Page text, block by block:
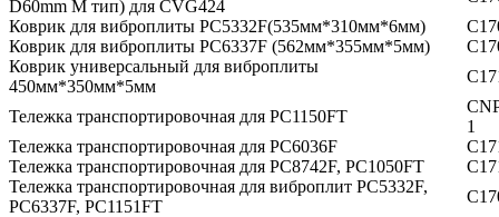
D60mm M тип) для CVG424
Коврик для виброплиты PC5332F(535мм*310мм*6мм)
Коврик для виброплиты PC6337F (562мм*355мм*5мм)
Коврик универсальный для виброплиты
450мм*350мм*5мм
Тележка транспортировочная для PC1150FT
1
Тележка транспортировочная для PC6036F
Тележка транспортировочная для PC8742F, PC1050FT
Тележка транспортировочная для виброплит PC5332F,
PC6337F, PC1151FT